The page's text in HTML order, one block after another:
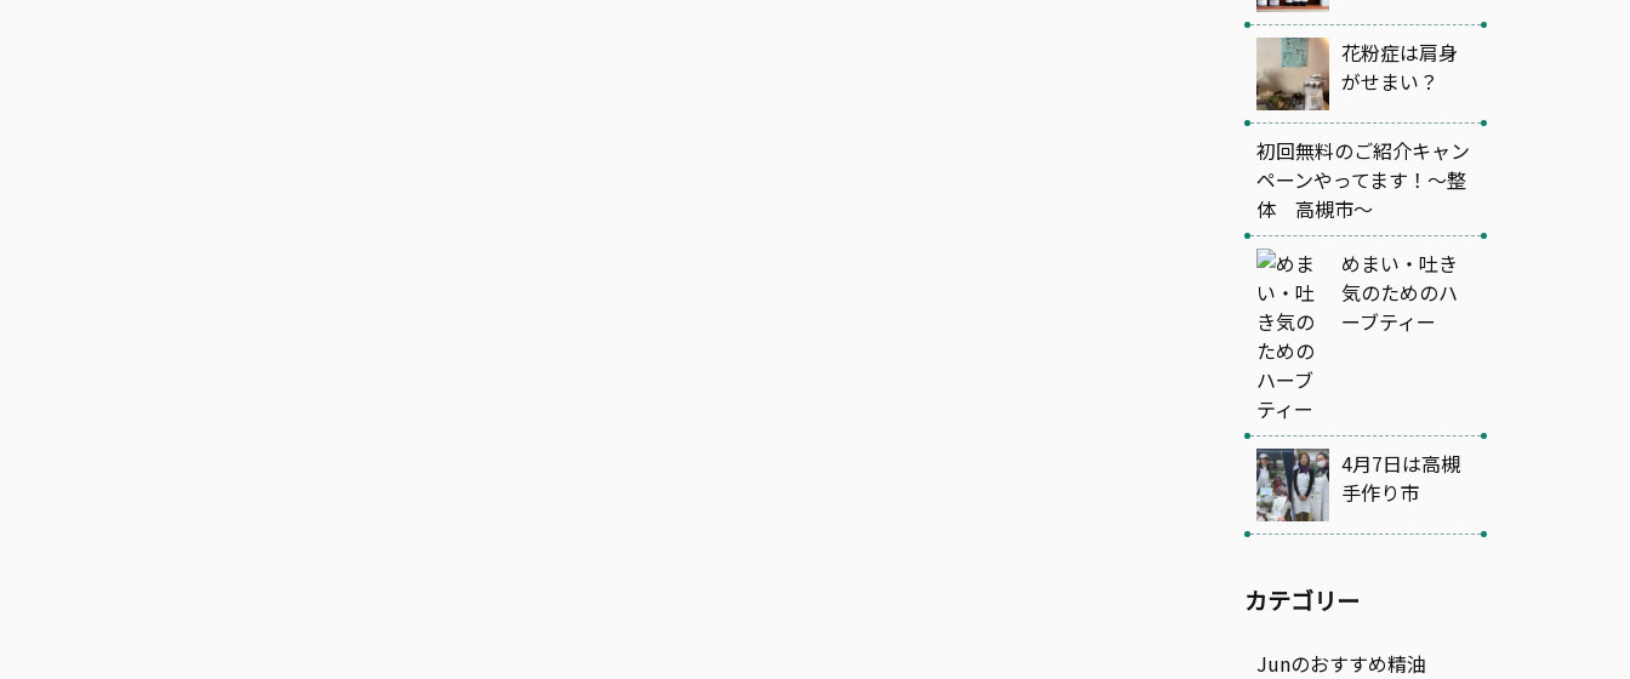
花粉症は肩身
がせまい？
初回無料のご紹介キャン
ペーンやってます！～整
体 高槻市～
めまい・吐き
気のためのハ
ーブティー
4月7日は高槻
手作り市
カテゴリー
Junのおすすめ精油